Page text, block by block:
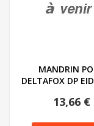
MANDRIN
DELTAFOX DP
13,66 €